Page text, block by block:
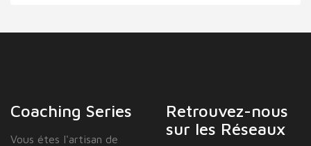
Coaching Series
Vous étes I'artisan de
Retrouvez-nous
sur les Réseaux